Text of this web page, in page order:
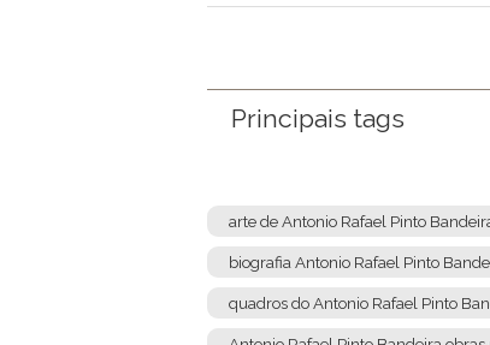
Principais tags
arte de Antonio Rafael Pinto
biografia Antonio Rafael Pinto
quadros do Antonio Rafael Pinto